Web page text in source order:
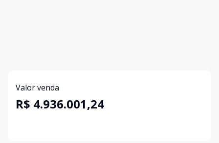
Valor venda
R$ 4.936.001,24